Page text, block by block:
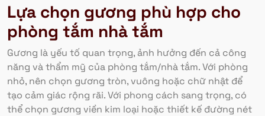
Lựa chọn gương phù hợp cho
phòng tắm nhà tắm
Gương là yếu tố quan trọng, ảnh hưởng đến cả công
năng và thẩm mỹ của phòng tắm/nhà tắm. Với phòng
nhỏ, nên chọn gương tròn, vuông hoặc chữ nhật để
tạo cảm giác rộng rãi. Với phong cách sang trọng, có
thể chọn gương viền kim loại hoặc thiết kế đường nét